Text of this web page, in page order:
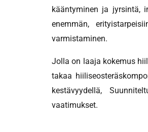
kääntyminen ja jyrsintä,
enemmän,
varmistaminen.
Jolla on laaja kokemus
takaa
kestävyydellä,
vaatimukset.